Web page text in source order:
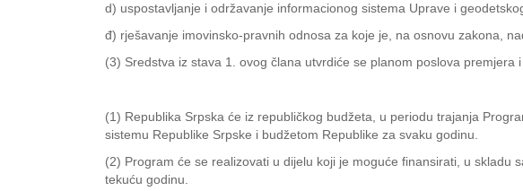
d) uspostavljanje i održavanje informacionog sistema Uprave i
đ) rješavanje imovinsko-pravnih odnosa za koje je, na osnovu zakona,
(3) Sredstva iz stava 1. ovog člana utvrdiće se planom poslova
(1) Republika Srpska će iz republičkog budžeta, u periodu trajanja
sistemu Republike Srpske i budžetom Republike za svaku godinu.
(2) Program će se realizovati u dijelu koji je moguće finansirati, u
tekuću godinu.